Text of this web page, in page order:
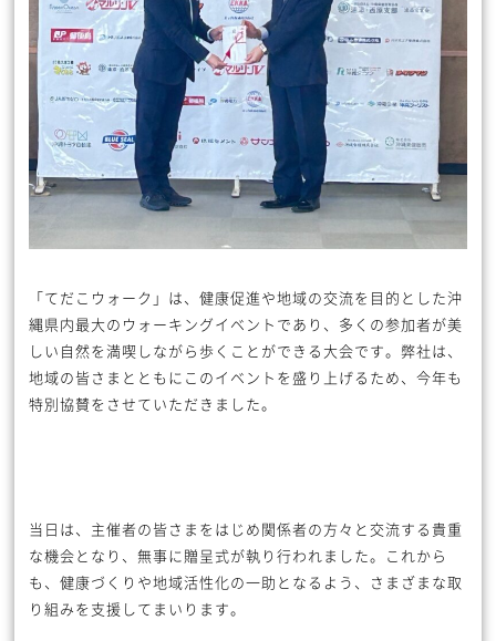
「てだこウォーク」は、健康促進や地域の交流を目的とした沖
縄県内最大のウォーキングイベントであり、多くの参加者が美
しい自然を満喫しながら歩くことができる大会です。弊社は、
地域の皆さまとともにこのイベントを盛り上げるため、今年も
特別協賛をさせていただきました。
当日は、主催者の皆さまをはじめ関係者の方々と交流する貴重
な機会となり、無事に贈呈式が執り行われました。これから
も、健康づくりや地域活性化の一助となるよう、さまざまな取
り組みを支援してまいります。